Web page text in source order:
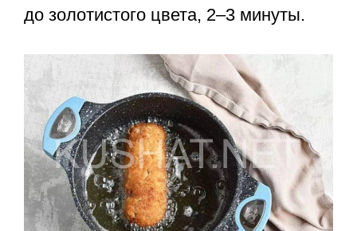
до золотистого цвета, 2–3 минуты.